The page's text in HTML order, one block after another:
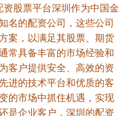
股票平台深圳作为中国金
名的配资公司，这些公司
案，以满足其股票、期货
常具备丰富的市场经验和
客户提供安全、高效的资
进的技术平台和优质的客
的市场中抓住机遇，实现
是企业客户，深圳的配资